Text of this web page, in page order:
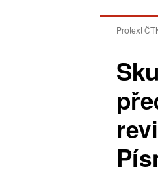
Protext